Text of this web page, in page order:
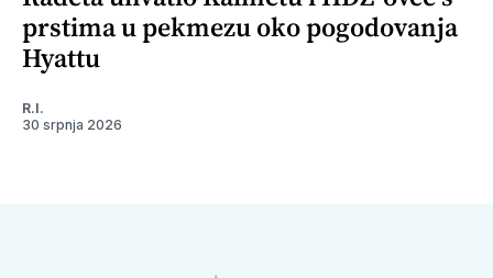
prstima u pekmezu oko pogodovanja
Hyattu
R.I.
30 srpnja 2026